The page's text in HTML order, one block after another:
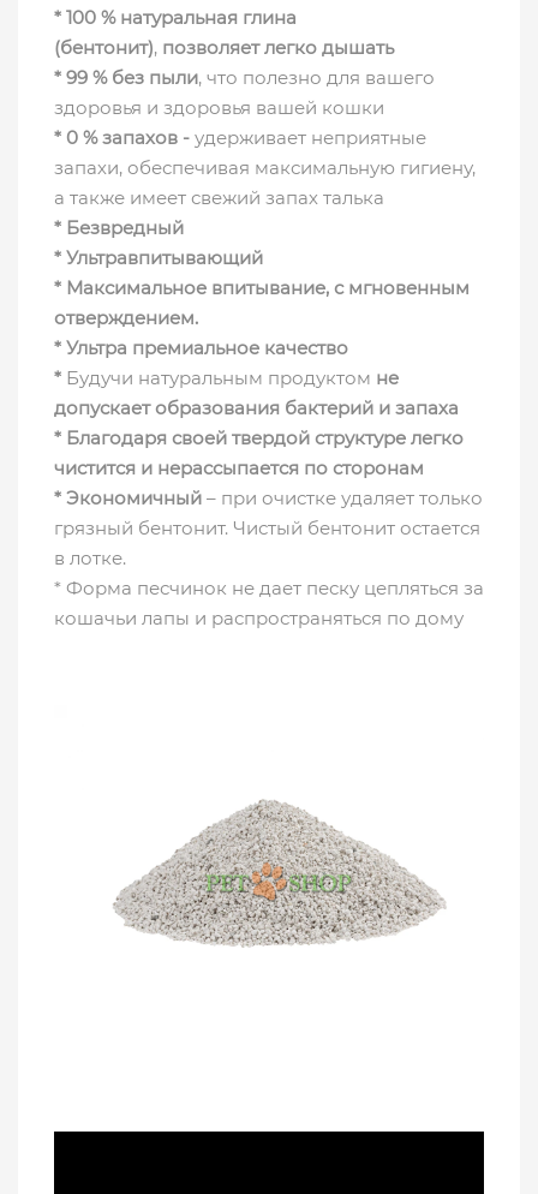
* 100 % натуральная глина
(бентонит), позволяет легко дышать
* 99 % без пыли, что полезно для вашего
здоровья и здоровья вашей кошки
* 0 % запахов - удерживает неприятные
запахи, обеспечивая максимальную гигиену,
а также имеет свежий запах талька
* Безвредный
* Ультравпитывающий
* Максимальное впитывание, с мгновенным
отверждением.
* Ультра премиальное качество
* Будучи натуральным продуктом не
допускает образования бактерий и запаха
* Благодаря своей твердой структуре легко
чистится и нерассыпается по сторонам
* Экономичный – при очистке удаляет только
грязный бентонит. Чистый бентонит остается
в лотке.
* Форма песчинок не дает песку цепляться за
кошачьи лапы и распространяться по дому